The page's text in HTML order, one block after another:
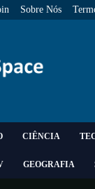
Sobre Nós
CIÊNCIA
GEOGRAFIA